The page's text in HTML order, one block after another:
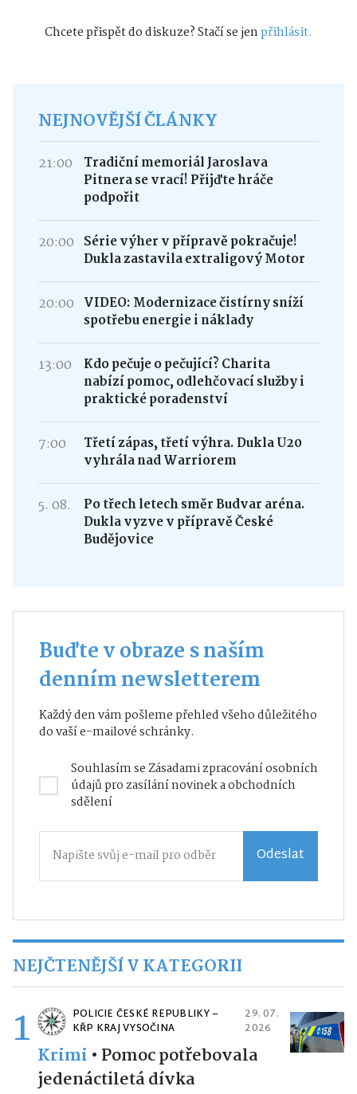
Chcete přispět do diskuze? Stačí se jenpřihlásit.
NEJNOVĚJŠÍ ČLÁNKY
21:00
Tradiční memoriál Jaroslava
Pitnera se vrací! Přijďte hráče
podpořit
20:00 Série výher v přípravě pokračuje!
Dukla zastavila extraligový Motor
20:00 VIDEO: Modernizace čistírny sníží
spotřebu energie i náklady
13:00
Kdo pečuje o pečující? Charita
nabízí pomoc, odlehčovací služby i
praktické poradenství
7:00
Třetí zápas, třetí výhra. Dukla U20
vyhrála nad Warriorem
5. 08.
Po třech letech směr Budvar aréna.
Dukla vyzve v přípravě České
Budějovice
Buďte v obraze s naším
denním newsletterem
Každý den vám pošleme přehled všeho důležitého
do vaší e-mailové schránky.
Souhlasím seZásadami zpracování osobních
údajůpro zasílání novinek a obchodních
sdělení
Odeslat
NEJČTENĚJŠÍ V KATEGORII
1
POLICIE ČESKÉ REPUBLIKY –
KŘP KRAJ VYSOČINA
29. 07.
2026
Krimi • Pomoc potřebovala
jedenáctiletá dívka